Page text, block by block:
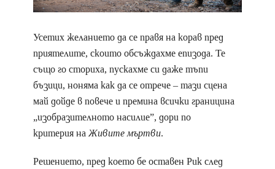
Усетих желанието да се правя на корав пред
приятелите, скоито обсъждахме епизода. Те
също го сториха, пускахме си даже тъпи
бъзици, ноняма как да се отрече – тази сцена
май дойде в повече и премина всички границина
„изобразителното насилие”, дори по
критерия наЖивите мъртви.
Решението, пред което бе оставен Рик след